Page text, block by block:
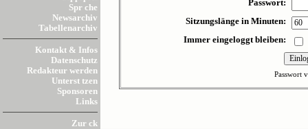
Spr che
Newsarchiv
Tabellenarchiv
Kontakt & Infos
Datenschutz
Redakteur werden
Unterst tzen
Sponsoren
Links
Zur ck
Passwort:
Sitzungslänge in Minuten:
Immer eingeloggt bleiben:
Passwort